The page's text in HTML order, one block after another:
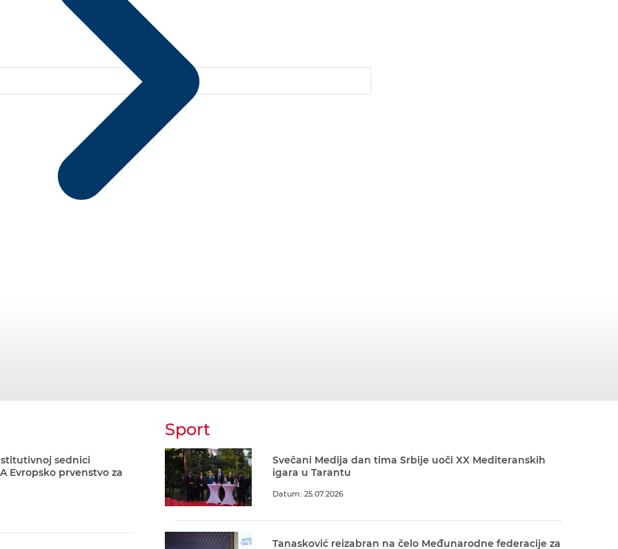
sednici
Evropsko prvenstvo za
Sport
Svečani Medija dan tima Srbije uoči XX Mediteranskih
igara u Tarantu
Datum: 25.07.2026
Tanasković reizabran na čelo Međunarodne federacije za